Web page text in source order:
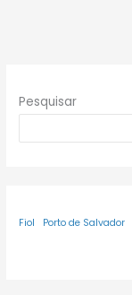
Pesquisar
Fiol Porto de Salvador